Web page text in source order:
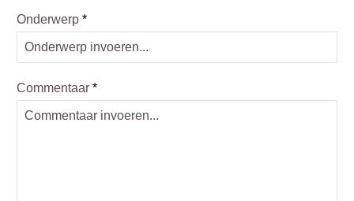
Onderwerp *
Commentaar *